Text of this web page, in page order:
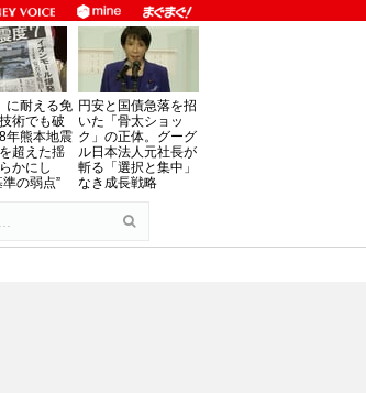
に耐える免
術でも破
年熊本地震
超えた揺
かにし
の弱点”
円安と国債急落を招
いた「骨太ショッ
ク」の正体。グーグ
ル日本法人元社長が
斬る「選択と集中」
なき成長戦略